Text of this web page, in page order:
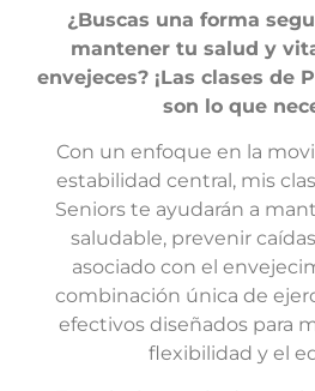
¿Buscas una forma
mantener tu salud y
envejeces? ¡Las clases de
son lo que
Con un enfoque en la
estabilidad central, mis
Seniors te ayudarán a
saludable, prevenir
asociado con el
combinación única de
efectivos diseñados para
flexibilidad y el